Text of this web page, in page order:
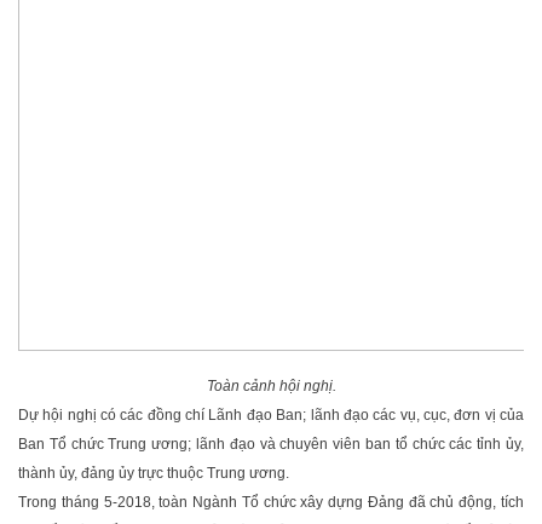
Toàn cảnh hội nghị.
Dự hội nghị có các đồng chí Lãnh đạo Ban; lãnh đạo các vụ, cục, đơn vị của
Ban Tổ chức Trung ương; lãnh đạo và chuyên viên ban tổ chức các tỉnh ủy,
thành ủy, đảng ủy trực thuộc Trung ương.
Trong tháng 5-2018, toàn Ngành Tổ chức xây dựng Đảng đã chủ động, tích